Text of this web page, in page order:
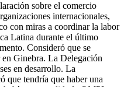
sobre el comercio
internacionales,
con miras a coordinar la labor
Latina durante el último
Consideró que se
Ginebra. La Delegación
en desarrollo. La
que tendría que haber una